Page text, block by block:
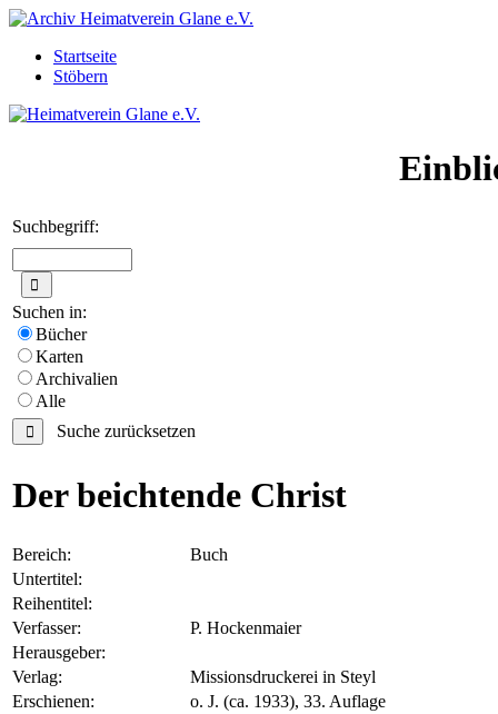
Startseite
Stöbern
Suchbegriff:
Suchen in:
Bücher
Karten
Archivalien
Alle
Suche zurücksetzen
Der beichtende Christ
Bereich:
Buch
Untertitel:
Reihentitel:
Verfasser:
P. Hockenmaier
Herausgeber:
Verlag:
Missionsdruckerei in Steyl
Erschienen:
o. J. (ca. 1933), 33. Auflage